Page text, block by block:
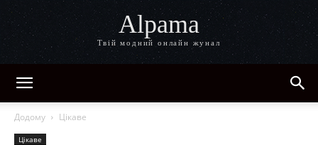
Alpama
Твій модний онлайн жунал
Додому Цікаве
Цікаве